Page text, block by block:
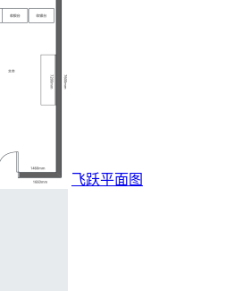
飞跃平面图